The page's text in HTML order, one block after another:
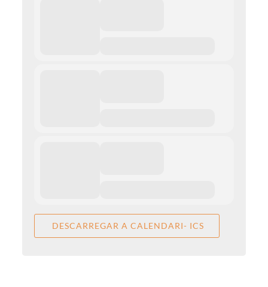
DESCARREGAR A CALENDARI- ICS